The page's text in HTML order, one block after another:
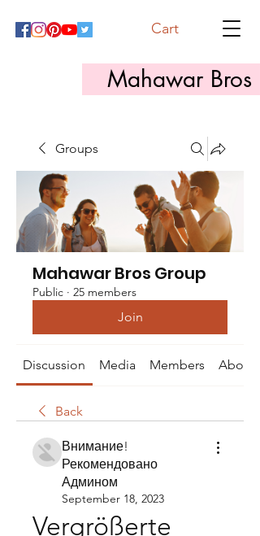
Mahawar Bros
Cart
Groups
Mahawar Bros Group
Public · 25 members
Join
Discussion Media Members About
Back
Внимание!
Рекомендовано
Админом
September 18, 2023
Vergrößerte